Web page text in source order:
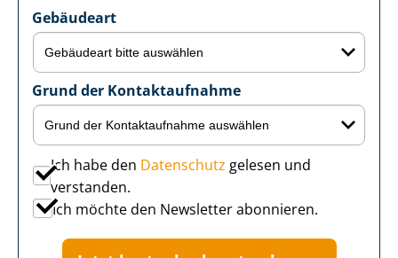
Gebäudeart
Grund der Kontaktaufnahme
Ich habe den Datenschutz gelesen und
verstanden.
Ich möchte den Newsletter abonnieren.